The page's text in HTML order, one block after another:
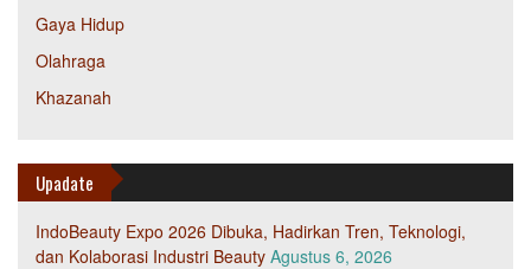
Gaya Hidup
Olahraga
Khazanah
Upadate
IndoBeauty Expo 2026 Dibuka, Hadirkan Tren, Teknologi,
dan Kolaborasi Industri Beauty Agustus 6, 2026